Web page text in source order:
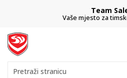
Team
Vaše mjesto za
Pretraži stranicu